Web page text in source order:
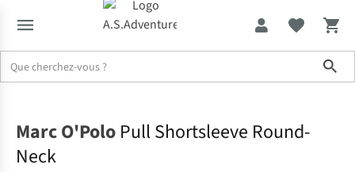
Marc O'Polo Pull Shortsleeve Round-
Neck